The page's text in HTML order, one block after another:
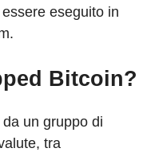
eseguito in
Bitcoin?
un gruppo di
tra